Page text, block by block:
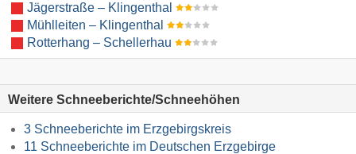
Jägerstraße – Klingenthal
Mühlleiten – Klingenthal
Rotterhang – Schellerhau
Weitere Schneeberichte/Schneehöhen
3 Schneeberichte im Erzgebirgskreis
11 Schneeberichte im Deutschen Erzgebirge